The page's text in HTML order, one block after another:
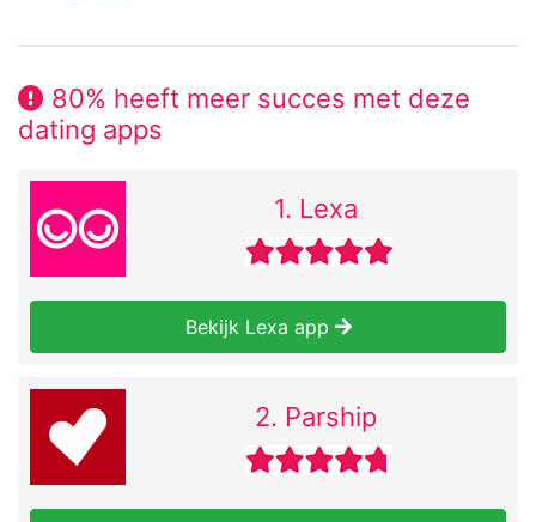
80% heeft meer succes met deze
dating apps
1. Lexa
Bekijk Lexa app
2. Parship